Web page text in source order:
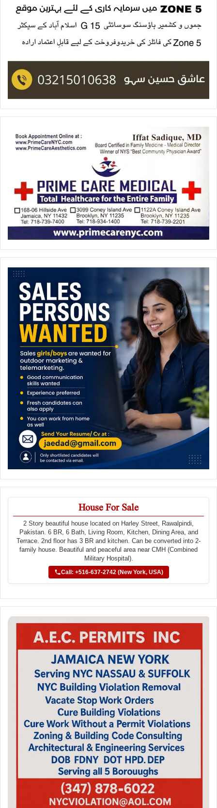
House For Sale
2 Story beautiful house located on Harley Street, Rawalpindi,
Pakistan. 6 BR, 6 Bath, Living Room, Kitchen, Dining Area, and
Terrace. 2nd floor has 3 BR and kitchen. Can be converted into 2-
family house. Beautiful and peaceful area near CMH (Combined
Military Hospital).
Call: +516-637-2742 (New York, USA)